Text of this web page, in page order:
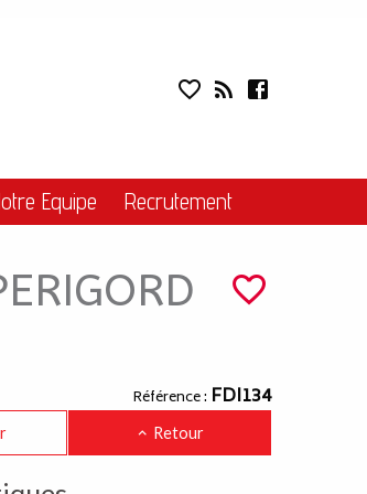
EN
Equipe Recrutement
Référence : FDI134
Retour